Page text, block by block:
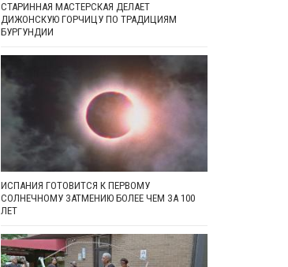
СТАРИННАЯ МАСТЕРСКАЯ ДЕЛАЕТ
ДИЖОНСКУЮ ГОРЧИЦУ ПО ТРАДИЦИЯМ
БУРГУНДИИ
ИСПАНИЯ ГОТОВИТСЯ К ПЕРВОМУ
СОЛНЕЧНОМУ ЗАТМЕНИЮ БОЛЕЕ ЧЕМ ЗА 100
ЛЕТ